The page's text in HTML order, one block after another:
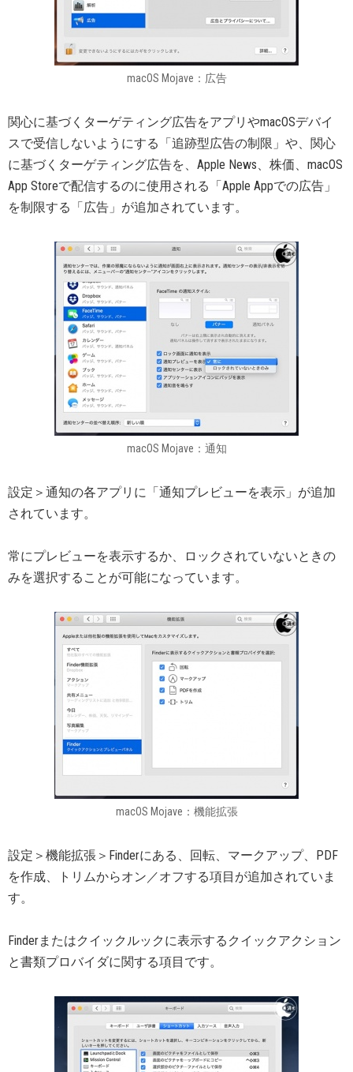
macOS Mojave：広告
関心に基づくターゲティング広告をアプリやmacOSデバイ
スで受信しないようにする「追跡型広告の制限」や、関心
に基づくターゲティング広告を、Apple News、株価、macOS
App Storeで配信するのに使用される「Apple Appでの広告」
を制限する「広告」が追加されています。
macOS Mojave：通知
設定＞通知の各アプリに「通知プレビューを表示」が追加
されています。
常にプレビューを表示するか、ロックされていないときの
みを選択することが可能になっています。
macOS Mojave：機能拡張
設定＞機能拡張＞Finderにある、回転、マークアップ、PDF
を作成、トリムからオン／オフする項目が追加されていま
す。
Finderまたはクイックルックに表示するクイックアクション
と書類プロバイダに関する項目です。